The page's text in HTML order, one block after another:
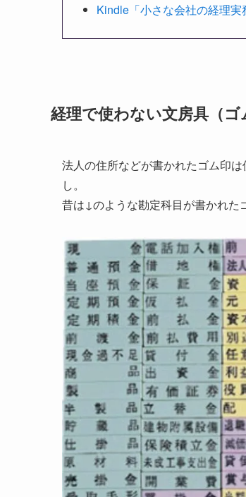
Kindle「小さな会社の経理実
経理で使わない文房具（
法人の住所などが書かれたゴム印
し。
昔は↓のような勘定科目が書かれた